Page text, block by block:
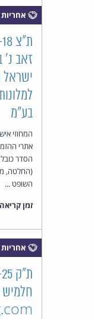
זאב נ'
ישראל
בע"מ
המחוזי
אתרי
הסדר
(החלטה,
השופט ...
זמן